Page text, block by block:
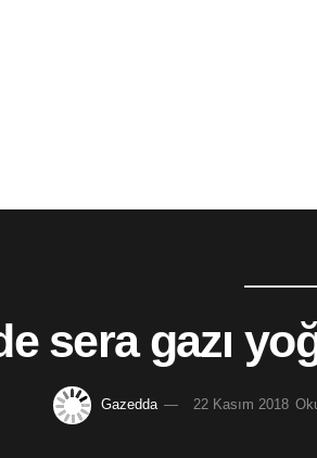
sera gazı
Gazedda 22 Kasım 2018